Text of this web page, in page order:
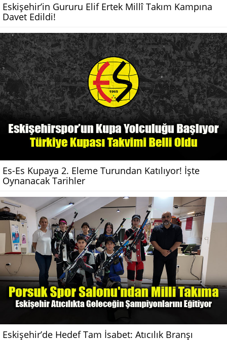
Eskişehir’in Gururu Elif Ertek Millî Takım Kampına
Davet Edildi!
Es-Es Kupaya 2. Eleme Turundan Katılıyor! İşte
Oynanacak Tarihler
Eskişehir’de Hedef Tam İsabet: Atıcılık Branşı